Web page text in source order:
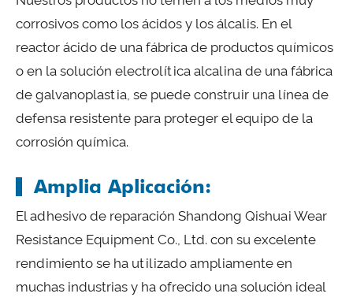
corrosivos como los ácidos y los álcalis. En el
reactor ácido de una fábrica de productos químicos
o en la solución electrolítica alcalina de una fábrica
de galvanoplastia, se puede construir una línea de
defensa resistente para proteger el equipo de la
corrosión química.
Amplia Aplicación:
El adhesivo de reparación Shandong Qishuai Wear
Resistance Equipment Co., Ltd. con su excelente
rendimiento se ha utilizado ampliamente en
muchas industrias y ha ofrecido una solución ideal